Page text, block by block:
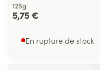
125g
5,75 €
En rupture de stock